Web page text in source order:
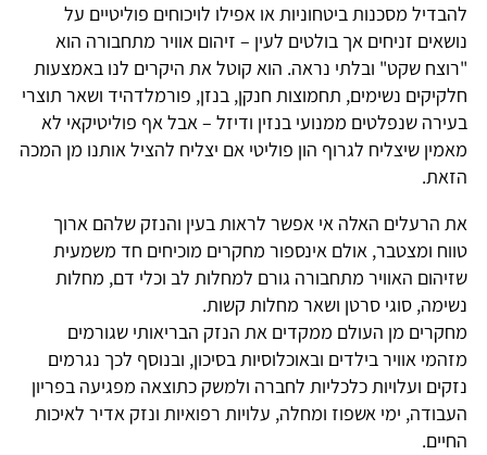
להבדיל מסכנות ביטחוניות או אפילו לויכוחים פוליטיים על
נושאים זניחים אך בולטים לעין – זיהום אוויר מתחבורה הוא
"רוצח שקט" ובלתי נראה. הוא קוטל את היקרים לנו באמצעות
חלקיקים נשימים, תחמוצות חנקן, בנזן, פורמלדהיד ושאר תוצרי
בעירה שנפלטים ממנועי בנזין ודיזל – אבל אף פוליטיקאי לא
מאמין שיצליח לגרוף הון פוליטי אם יצליח להציל אותנו מן המכה
הזאת.
את הרעלים האלה אי אפשר לראות בעין והנזק שלהם ארוך
טווח ומצטבר, אולם אינספור מחקרים מוכיחים חד משמעית
שזיהום האוויר מתחבורה גורם למחלות לב וכלי דם, מחלות
נשימה, סוגי סרטן ושאר מחלות קשות.
מחקרים מן העולם ממקדים את הנזק הבריאותי שגורמים
מזהמי אוויר בילדים ובאוכלוסיות בסיכון, ובנוסף לכך נגרמים
נזקים ועלויות כלכליות לחברה ולמשק כתוצאה מפגיעה בפריון
העבודה, ימי אשפוז ומחלה, עלויות רפואיות ונזק אדיר לאיכות
החיים.